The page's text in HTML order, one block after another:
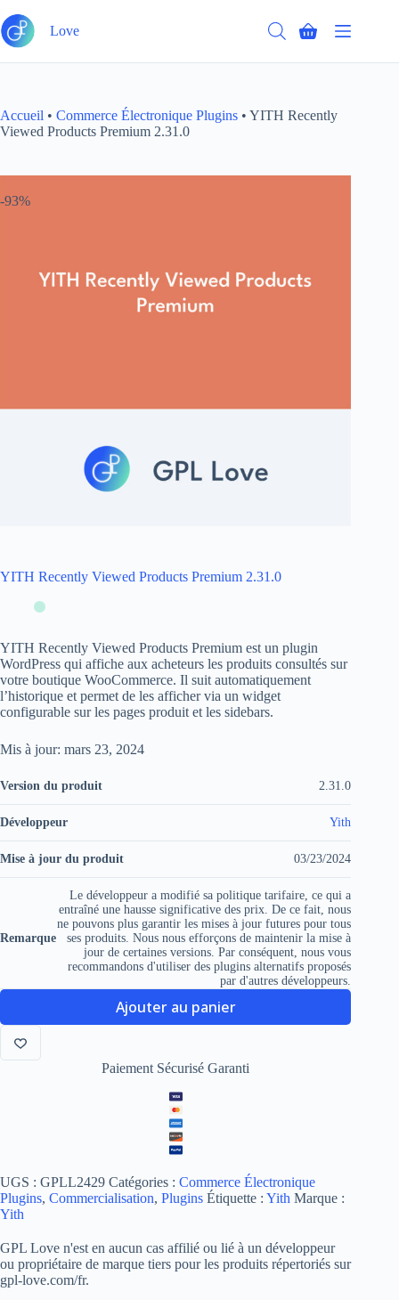
au
contenu
Love
Panier
Accueil • Commerce Électronique Plugins • YITH Recently
Viewed Products Premium 2.31.0
-93%
YITH Recently Viewed Products Premium 2.31.0
YITH Recently Viewed Products Premium est un plugin
WordPress qui affiche aux acheteurs les produits consultés sur
votre boutique WooCommerce. Il suit automatiquement
l’historique et permet de les afficher via un widget
configurable sur les pages produit et les sidebars.
Mis à jour: mars 23, 2024
Version du produit 2.31.0
Développeur Yith
Mise à jour du produit 03/23/2024
Remarque
Le développeur a modifié sa politique tarifaire, ce qui a
entraîné une hausse significative des prix. De ce fait, nous
ne pouvons plus garantir les mises à jour futures pour tous
ses produits. Nous nous efforçons de maintenir la mise à
jour de certaines versions. Par conséquent, nous vous
recommandons d'utiliser des plugins alternatifs proposés
par d'autres développeurs.
Ajouter au panier
Paiement Sécurisé Garanti
UGS : GPLL2429 Catégories : Commerce Électronique
Plugins, Commercialisation, Plugins Étiquette : Yith Marque :
Yith
GPL Love n'est en aucun cas affilié ou lié à un développeur
ou propriétaire de marque tiers pour les produits répertoriés sur
gpl-love.com/fr.